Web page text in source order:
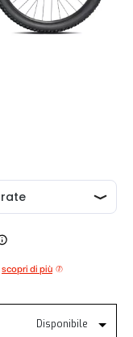
scopri di più
Disponibile